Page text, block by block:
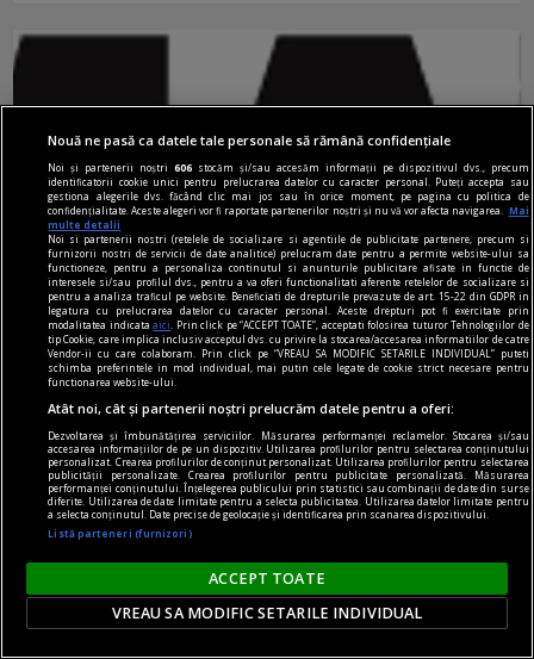
Atitudini mic-burgheze
Ce am învăţat din Lovin vs Ţoghină
Cazul Lovin vs Ţoghină, despre care am scris
acum două săptămîni, pare chiar mai complicat
decît am reuşit eu să-l redau. Am trecut în
revistă detaliile pentru a ajunge la discuţia de
principiu despre protecţia surselor.
Nouă ne pasă ca datele tale personale să rămână confidențiale
Noi și partenerii noștri606 stocăm și/sau accesăm informații pe dispozitivul dvs., precum
identificatorii cookie unici pentru prelucrarea datelor cu caracter personal. Puteți accepta sau
gestiona alegerile dvs. făcând clic mai jos sau în orice moment, pe pagina cu politica de
confidențialitate. Aceste alegeri vor fi raportate partenerilor noștri și nu vă vor afecta navigarea.
Mai
multe detalii
Noi si partenerii nostri (retelele de socializare si agentiile de publicitate partenere, precum si
furnizorii nostri de servicii de date analitice) prelucram date pentru a permite website-ului sa
functioneze, pentru a personaliza continutul si anunturile publicitare afisate in functie de
interesele si/sau profilul dvs., pentru a va oferi functionalitati aferente retelelor de socializare si
pentru a analiza traficul pe website. Beneficiati de drepturile prevazute de art. 15-22 din GDPR in
legatura cu prelucrarea datelor cu caracter personal. Aceste drepturi pot fi exercitate prin
modalitatea indicataaici
. Prin click pe “ACCEPT TOATE”, acceptati folosirea tuturor Tehnologiilor de
tip Cookie, care implica inclusiv acceptul dvs. cu privire la stocarea/accesarea informatiilor de catre
Vendor-ii cu care colaboram. Prin click pe “VREAU SA MODIFIC SETARILE INDIVIDUAL” puteti
schimba preferintele in mod individual, mai putin cele legate de cookie strict necesare pentru
functionarea website-ului.
Atât noi, cât și partenerii noștri prelucrăm datele pentru a oferi:
Dezvoltarea și îmbunătățirea serviciilor. Măsurarea performanței reclamelor. Stocarea și/sau
accesarea informațiilor de pe un dispozitiv. Utilizarea profilurilor pentru selectarea conținutului
personalizat. Crearea profilurilor de conținut personalizat. Utilizarea profilurilor pentru selectarea
publicității personalizate. Crearea profilurilor pentru publicitate personalizată. Măsurarea
performanței conținutului. Înțelegerea publicului prin statistici sau combinații de date din surse
diferite. Utilizarea de date limitate pentru a selecta publicitatea. Utilizarea datelor limitate pentru
a selecta conținutul. Date precise de geolocație și identificarea prin scanarea dispozitivului.
Listă parteneri (furnizori)
ACCEPT TOATE
VREAU SA MODIFIC SETARILE INDIVIDUAL